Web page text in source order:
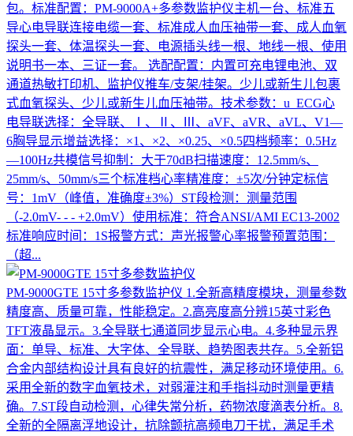
包。标准配置：PM-9000A+多参数监护仪主机一台、标准五
导心电导联连接电缆一套、标准成人血压袖带一套、成人血氧
探头一套、体温探头一套、电源插头线一根、地线一根、使用
说明书一本、三证一套。 选配配置：内置可充电锂电池、双
通道热敏打印机、监护仪推车/支架/挂架。少儿或新生儿包裹
式血氧探头、少儿或新生儿血压袖带。技术参数：u ECG心
电导联选择：全导联、Ⅰ、Ⅱ、Ⅲ、aVF、aVR、aVL、V1—
6胸导显示增益选择：×1、×2、×0.25、×0.5四档频率：0.5Hz
—100Hz共模信号抑制：大于70dB扫描速度：12.5mm/s、
25mm/s、50mm/s三个标准档心率精准度：±5次/分钟定标信
号：1mV（峰值，准确度±3%）ST段检测：测量范围
（-2.0mV- - - +2.0mV）使用标准：符合ANSI/AMI EC13-2002
标准响应时间：1S报警方式：声光报警心率报警预置范围：
（超...
PM-9000GTE 15寸多参数监护仪 1.全新高精度模块，测量参数
精度高、质量可靠，性能稳定。2.高亮度高分辨15英寸彩色
TFT液晶显示。3.全导联七通道同步显示心电。4.多种显示界
面：单导、标准、大字体、全导联、趋势图表共存。5.全新铝
合金内部结构设计具有良好的抗震性，满足移动环境使用。6.
采用全新的数字血氧技术，对弱灌注和手指抖动时测量更精
确。7.ST段自动检测，心律失常分析，药物浓度滴表分析。8.
全新的全隔离浮地设计，抗除颤抗高频电刀干扰，满足手术